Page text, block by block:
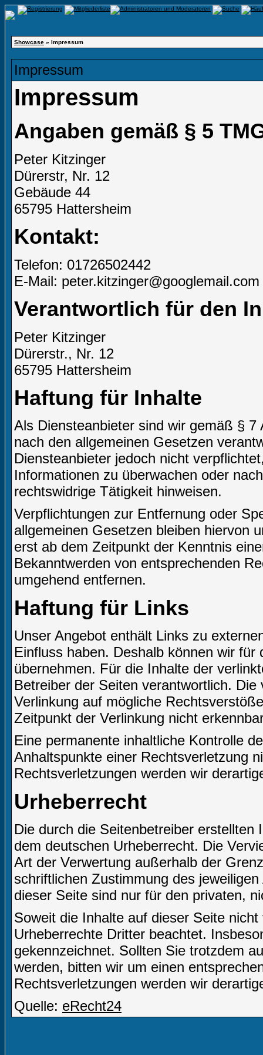
Showcase » Impressum
Impressum
Impressum
Angaben gemäß § 5
Peter Kitzinger
Dürerstr, Nr. 12
Gebäude 44
65795 Hattersheim
Kontakt:
Telefon: 01726502442
E-Mail: peter.kitzinger@googlemail.com
Verantwortlich für den
Peter Kitzinger
Dürerstr., Nr. 12
65795 Hattersheim
Haftung für Inhalte
Als Diensteanbieter sind wir gemäß §
nach den allgemeinen Gesetzen
Diensteanbieter jedoch nicht
Informationen zu überwachen oder
rechtswidrige Tätigkeit hinweisen.
Verpflichtungen zur Entfernung oder
allgemeinen Gesetzen bleiben hiervon
erst ab dem Zeitpunkt der Kenntnis
Bekanntwerden von entsprechenden
umgehend entfernen.
Haftung für Links
Unser Angebot enthält Links zu
Einfluss haben. Deshalb können wir
übernehmen. Für die Inhalte der
Betreiber der Seiten verantwortlich.
Verlinkung auf mögliche
Zeitpunkt der Verlinkung nicht
Eine permanente inhaltliche Kontrolle
Anhaltspunkte einer Rechtsverletzung
Rechtsverletzungen werden wir
Urheberrecht
Die durch die Seitenbetreiber
dem deutschen Urheberrecht. Die
Art der Verwertung außerhalb der
schriftlichen Zustimmung des
dieser Seite sind nur für den privaten,
Soweit die Inhalte auf dieser Seite
Urheberrechte Dritter beachtet.
gekennzeichnet. Sollten Sie trotzdem
werden, bitten wir um einen
Rechtsverletzungen werden wir
Quelle: eRecht24